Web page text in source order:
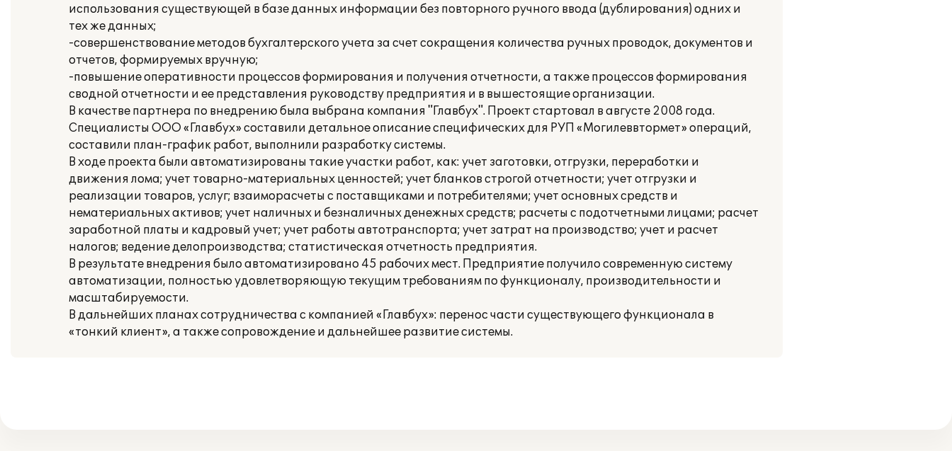
использования существующей в базе данных информации без повторного ручного ввода (дублирования) одних и
тех же данных;
-совершенствование методов бухгалтерского учета за счет сокращения количества ручных проводок, документов и
отчетов, формируемых вручную;
-повышение оперативности процессов формирования и получения отчетности, а также процессов формирования
сводной отчетности и ее представления руководству предприятия и в вышестоящие организации.
В качестве партнера по внедрению была выбрана компания "Главбух". Проект стартовал в августе 2008 года.
Специалисты ООО «Главбух» составили детальное описание специфических для РУП «Могилеввтормет» операций,
составили план-график работ, выполнили разработку системы.
В ходе проекта были автоматизированы такие участки работ, как: учет заготовки, отгрузки, переработки и
движения лома; учет товарно-материальных ценностей; учет бланков строгой отчетности; учет отгрузки и
реализации товаров, услуг; взаиморасчеты с поставщиками и потребителями; учет основных средств и
нематериальных активов; учет наличных и безналичных денежных средств; расчеты с подотчетными лицами; расчет
заработной платы и кадровый учет; учет работы автотранспорта; учет затрат на производство; учет и расчет
налогов; ведение делопроизводства; статистическая отчетность предприятия.
В результате внедрения было автоматизировано 45 рабочих мест. Предприятие получило современную систему
автоматизации, полностью удовлетворяющую текущим требованиям по функционалу, производительности и
масштабируемости.
В дальнейших планах сотрудничества с компанией «Главбух»: перенос части существующего функционала в
«тонкий клиент», а также сопровождение и дальнейшее развитие системы.